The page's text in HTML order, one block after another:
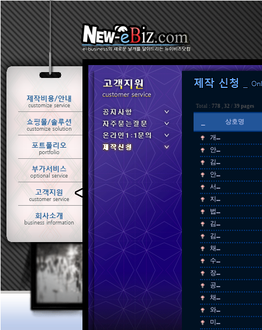
Total : 778 , 32 / 39 pages
상호명
개…
안…
김…
안…
서…
지…
법…
김…
김…
채…
수…
장…
공…
채…
와…
미…
ㆍ 공지사항
ㆍ 자주묻는질문
ㆍ 온라인1:1문의
ㆍ 제작신청